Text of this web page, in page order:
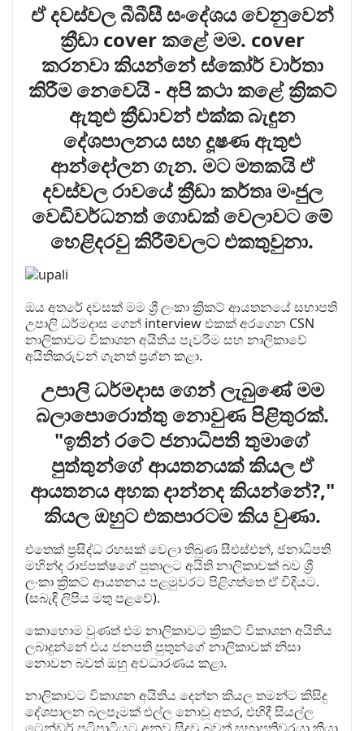
ඒ දවස්වල බීබීසී සංදේශය වෙනුවෙන්
ක්‍රීඩා cover කළේ මම. cover
කරනවා කියන්නේ ස්කෝර් වාර්තා
කිරීම නෙවෙයි - අපි කථා කළේ ක්‍රිකට්
ඇතුළු ක්‍රීඩාවන් එක්ක බැඳුන
දේශපාලනය සහ දූෂණ ඇතුළු
ආන්දෝලන ගැන. මට මතකයි ඒ
දවස්වල රාවයේ ක්‍රීඩා කර්තෘ මංජුල
වෙඩිවර්ධනත් ගොඩක් වෙලාවට මේ
හෙළිදරවු කිරීම්වලට එකතුවුනා.
ඔය අතරේ දවසක් මම ශ්‍රී ලංකා ක්‍රිකට් ආයතනයේ සභාපති
උපාලි ධර්මදාස ගෙන් interview එකක් අරගෙන CSN
නාලිකාවට විකාශන අයිතිය පැවරීම සහ නාලිකාවේ
අයිතිකරුවන් ගැනත් ප්‍රශ්න කළා.
උපාලි ධර්මදාස ගෙන් ලැබුණේ මම
බලාපොරොත්තු නොවුණ පිළිතුරක්.
"ඉතින් රටේ ජනාධිපති තුමාගේ
පුත්තුන්ගේ ආයතනයක් කියල ඒ
ආයතනය අහක දාන්නද කියන්නේ?,"
කියල ඔහුට එකපාරටම කිය වුණා.
එතෙක් ප්‍රසිද්ධ රහසක් වෙලා තිබුණ සීඑස්එන්, ජනාධිපති
මහින්ද රාජපක්ෂගේ පුතාලට අයිති නාලිකාවක් බව ශ්‍රී
ලංකා ක්‍රිකට් ආයතනය පළමුවරට පිළිගත්තෙ ඒ විදියට.
(සබැඳි ලිපිය මතු පළවේ).
කොහොම වුණත් එම නාලිකාවට ක්‍රිකට් විකාශන අයිතිය
ලබාදුන්නේ එය ජනපති පුතුන්ගේ නාලිකාවක් නිසා
නොවන බවත් ඔහු අවධාරණය කළා.
නාලිකාවට විකාශන අයිතිය දෙන්න කියල තමන්ට කිසිදු
දේශපාලන බලපෑමක් එල්ල නොවූ අතර, එහිදී සියල්ල